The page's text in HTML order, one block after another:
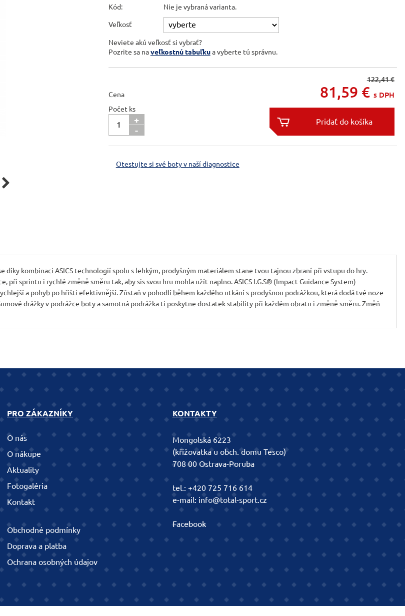

Kód: Nie je vybraná varianta.
Veľkosť
Neviete akú veľkosť si vybrať?
Pozrite sa naveľkostnú tabuľkua vyberte tú správnu.
Cena
122,41 €
81,59 € s DPH
Počet ks
+
-


Otestujte si své boty v naší diagnostice
díky kombinaci ASICS technologií spolu s lehkým, prodyšným materiálem stane tvou tajnou zbraní při vstupu do hry.
sprintu i rychlé změně směru tak, aby sis svou hru mohla užít naplno. ASICS I.G.S® (Impact Guidance System)
a pohyb po hřišti efektivnější. Zůstaň v pohodlí během každého utkání s prodyšnou podrážkou, která dodá tvé noze
drážky v podrážce boty a samotná podrážka ti poskytne dostatek stability při každém obratu i změně směru. Změň
PRO ZÁKAZNÍKY
O nás
O nákupe
Aktuality
Fotogaléria
Kontakt
Obchodné podmínky
Doprava a platba
Ochrana osobných údajov
KONTAKTY
Mongolská 6223
(křižovatka u obch. domu Tesco)
708 00 Ostrava-Poruba
tel.: +420 725 716 614
e-mail: info@total-sport.cz
Facebook